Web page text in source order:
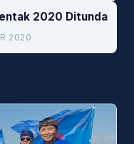
2020 Ditunda
2020